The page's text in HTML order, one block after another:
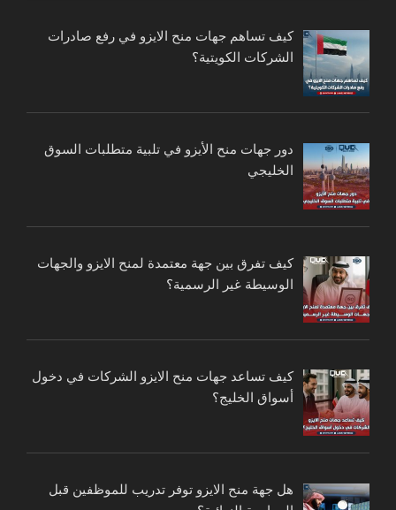
كيف تساهم جهات منح الايزو في رفع صادرات
الشركات الكويتية؟
دور جهات منح الأيزو في تلبية متطلبات السوق
الخليجي
كيف تفرق بين جهة معتمدة لمنح الايزو والجهات
الوسيطة غير الرسمية؟
كيف تساعد جهات منح الايزو الشركات في دخول
أسواق الخليج؟
هل جهة منح الايزو توفر تدريب للموظفين قبل